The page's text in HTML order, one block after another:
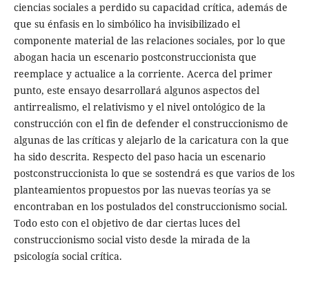
ciencias sociales a perdido su capacidad crítica, además de
que su énfasis en lo simbólico ha invisibilizado el
componente material de las relaciones sociales, por lo que
abogan hacia un escenario postconstruccionista que
reemplace y actualice a la corriente. Acerca del primer
punto, este ensayo desarrollará algunos aspectos del
antirrealismo, el relativismo y el nivel ontológico de la
construcción con el fin de defender el construccionismo de
algunas de las críticas y alejarlo de la caricatura con la que
ha sido descrita. Respecto del paso hacia un escenario
postconstruccionista lo que se sostendrá es que varios de los
planteamientos propuestos por las nuevas teorías ya se
encontraban en los postulados del construccionismo social.
Todo esto con el objetivo de dar ciertas luces del
construccionismo social visto desde la mirada de la
psicología social crítica.